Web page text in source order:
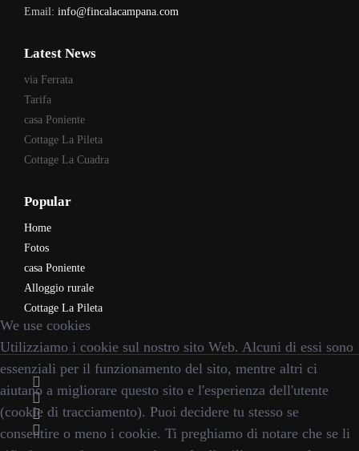
Email: info@fincalacampana.com
Latest News
via Ferrata
Tarifa
casa Poniente
Cottage La Pileta
Cottage La Cuadra
Popular
Home
Fotos
casa Poniente
Alloggio rurale
Cottage La Pileta
We use cookies
Utilizziamo i cookie sul nostro sito Web. Alcuni di essi sono
essenziali per il funzionamento del sito, mentre altri ci
aiutano a migliorare questo sito e l'esperienza dell'utente
(cookie di tracciamento). Puoi decidere tu stesso se
consentire o meno i cookie. Ti preghiamo di notare che se li